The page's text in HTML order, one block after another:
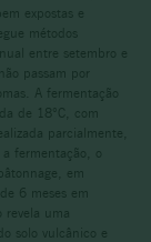
expostas e
métodos
entre setembro e
passam por
A fermentação
de 18°C, com
parcialmente,
fermentação, o
em
6 meses em
revela uma
solo vulcânico e